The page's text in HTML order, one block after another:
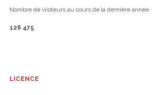
Nombre de visiteurs au cours de la dernière année :
126 475
LICENCE